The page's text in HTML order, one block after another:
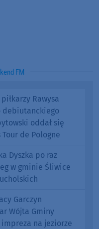
FM
Rawysa
debiutanckiego
oddał się
de Pologne
Dyszka po raz
w gminie Śliwice
Garczyn
Wójta Gminy
impreza na jeziorze